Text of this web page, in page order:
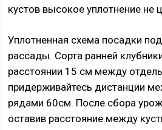
кустов высокое уплотнение не
Уплотненная схема посадки
рассады. Сорта ранней
расстоянии 15 см между
придерживайтесь дистанции
рядами 60см. После сбора
оставив расстояние между